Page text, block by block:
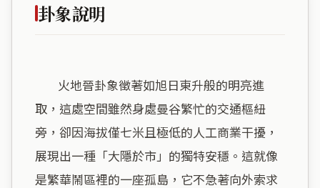
卦象說明
取，這處空間雖然身處曼谷繁忙的交通樞紐
旁，卻因海拔僅七米且極低的人工商業干擾，
展現出一種「大隱於市」的獨特安穩。這就像
是繁華鬧區裡的一座孤島，它不急著向外索求